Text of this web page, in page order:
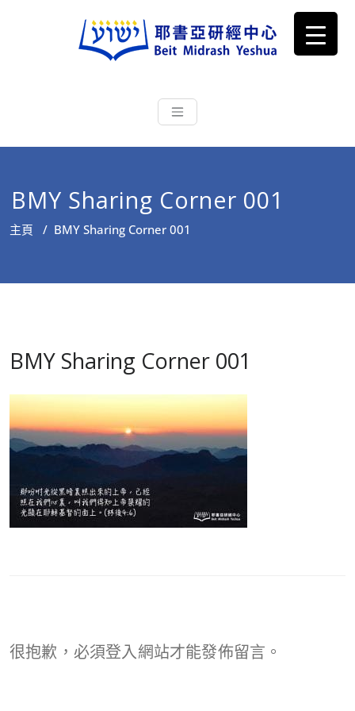
耶書亞研經中心
根源明白聖經，成為更好的門徒
BMY Sharing Corner 001
主頁 / BMY Sharing Corner 001
BMY Sharing Corner 001
很抱歉，必須登入網站才能發佈留言。